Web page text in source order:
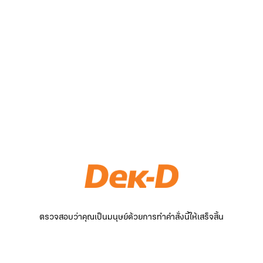
ตรวจสอบว่าคุณเป็นมนุษย์ด้วยการทำคำสั่งนี้ให้เสร็จสิ้น